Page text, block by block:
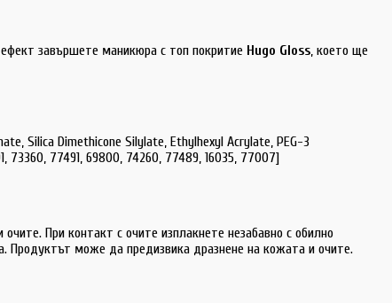
завършете маникюра с топ покритие Hugo Gloss, което ще
Silica Dimethicone Silylate, Ethylhexyl Acrylate, PEG-3
73360, 77491, 69800, 74260, 77489, 16035, 77007]
При контакт с очите изплакнете незабавно с обилно
Продуктът може да предизвика дразнене на кожата и очите.